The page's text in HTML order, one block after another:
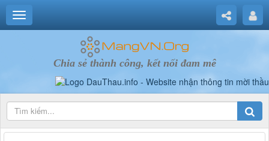
Chia sẻ thành công, kết nối đam mê